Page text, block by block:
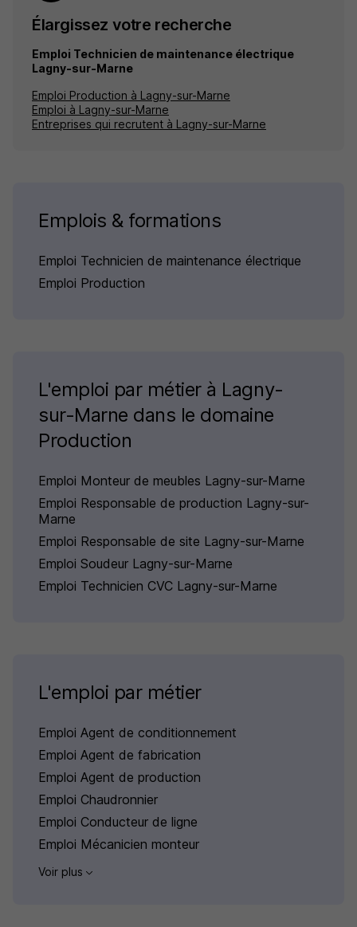
Élargissez votre recherche
Emploi Technicien de maintenance électrique
Lagny-sur-Marne
Emploi Production à Lagny-sur-Marne
Emploi à Lagny-sur-Marne
Entreprises qui recrutent à Lagny-sur-Marne
Emplois & formations
Emploi Technicien de maintenance électrique
Emploi Production
L'emploi par métier à Lagny-
sur-Marne dans le domaine
Production
Emploi Monteur de meubles Lagny-sur-Marne
Emploi Responsable de production Lagny-sur-
Marne
Emploi Responsable de site Lagny-sur-Marne
Emploi Soudeur Lagny-sur-Marne
Emploi Technicien CVC Lagny-sur-Marne
L'emploi par métier
Emploi Agent de conditionnement
Emploi Agent de fabrication
Emploi Agent de production
Emploi Chaudronnier
Emploi Conducteur de ligne
Emploi Mécanicien monteur
Voir plus